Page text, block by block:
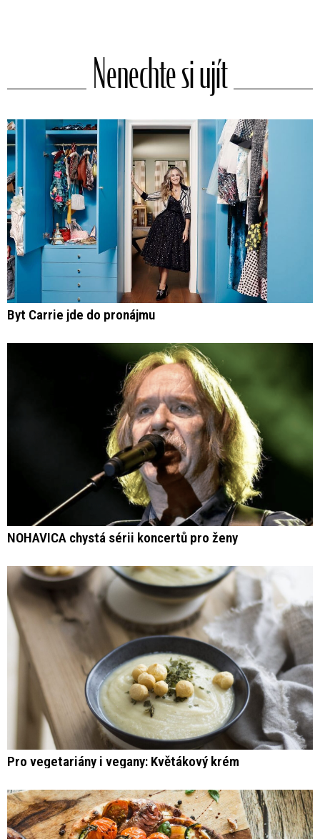
Nenechte si ujít
Byt Carrie jde do pronájmu
NOHAVICA chystá sérii koncertů pro ženy
Pro vegetariány i vegany: Květákový krém